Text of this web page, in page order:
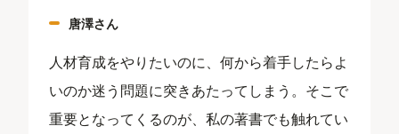
唐澤さん
人材育成をやりたいのに、何から着手したらよ
いのか迷う問題に突きあたってしまう。そこで
重要となってくるのが、私の著書でも触れてい